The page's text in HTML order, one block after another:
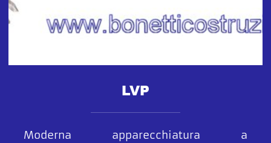
LVP
Moderna apparecchiatura a